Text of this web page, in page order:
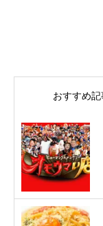
おすすめ記